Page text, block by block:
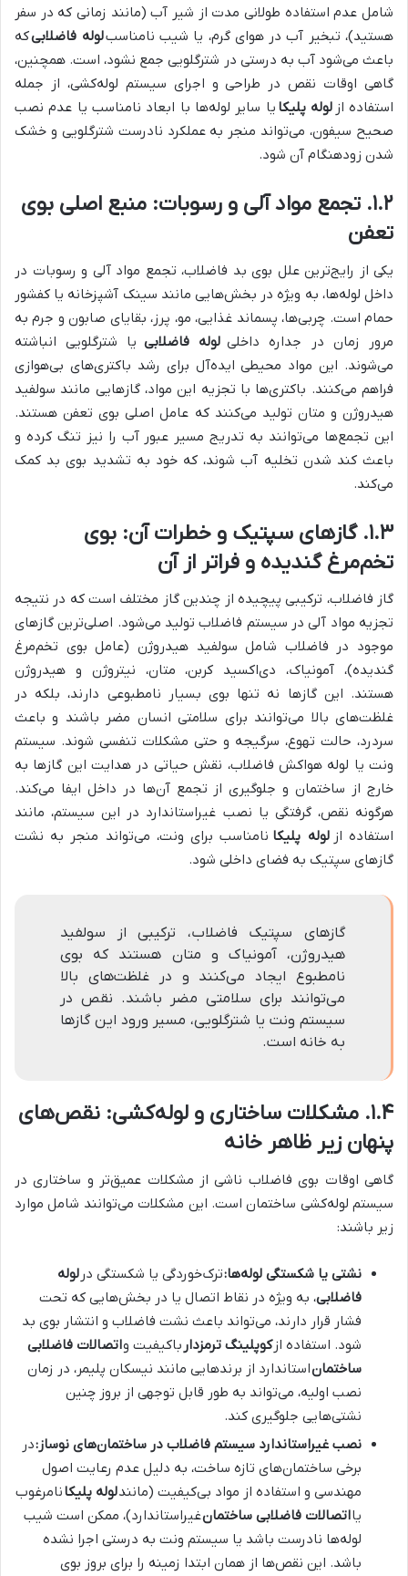
شامل عدم استفاده طولانی مدت از شیر آب (مانند زمانی که در سفر
هستید)، تبخیر آب در هوای گرم، یا شیب نامناسبلوله فاضلابیکه
باعث می‌شود آب به درستی در شترگلویی جمع نشود، است. همچنین،
گاهی اوقات نقص در طراحی و اجرای سیستم لوله‌کشی، از جمله
استفاده از لوله پلیکا یا سایر لوله‌ها با ابعاد نامناسب یا عدم نصب
صحیح سیفون، می‌تواند منجر به عملکرد نادرست شترگلویی و خشک
شدن زودهنگام آن شود.
۱.۲. تجمع مواد آلی و رسوبات: منبع اصلی بوی
تعفن
یکی از رایج‌ترین علل بوی بد فاضلاب، تجمع مواد آلی و رسوبات در
داخل لوله‌ها، به ویژه در بخش‌هایی مانند سینک آشپزخانه یا کفشور
حمام است. چربی‌ها، پسماند غذایی، مو، پرز، بقایای صابون و جرم به
مرور زمان در جداره داخلی لوله فاضلابی یا شترگلویی انباشته
می‌شوند. این مواد محیطی ایده‌آل برای رشد باکتری‌های بی‌هوازی
فراهم می‌کنند. باکتری‌ها با تجزیه این مواد، گازهایی مانند سولفید
هیدروژن و متان تولید می‌کنند که عامل اصلی بوی تعفن هستند.
این تجمع‌ها می‌توانند به تدریج مسیر عبور آب را نیز تنگ کرده و
باعث کند شدن تخلیه آب شوند، که خود به تشدید بوی بد کمک
می‌کند.
۱.۳. گازهای سپتیک و خطرات آن: بوی
تخم‌مرغ گندیده و فراتر از آن
گاز فاضلاب، ترکیبی پیچیده از چندین گاز مختلف است که در نتیجه
تجزیه مواد آلی در سیستم فاضلاب تولید می‌شود. اصلی‌ترین گازهای
موجود در فاضلاب شامل سولفید هیدروژن (عامل بوی تخم‌مرغ
گندیده)، آمونیاک، دی‌اکسید کربن، متان، نیتروژن و هیدروژن
هستند. این گازها نه تنها بوی بسیار نامطبوعی دارند، بلکه در
غلظت‌های بالا می‌توانند برای سلامتی انسان مضر باشند و باعث
سردرد، حالت تهوع، سرگیجه و حتی مشکلات تنفسی شوند. سیستم
ونت یا لوله هواکش فاضلاب، نقش حیاتی در هدایت این گازها به
خارج از ساختمان و جلوگیری از تجمع آن‌ها در داخل ایفا می‌کند.
هرگونه نقص، گرفتگی یا نصب غیراستاندارد در این سیستم، مانند
استفاده از لوله پلیکا نامناسب برای ونت، می‌تواند منجر به نشت
گازهای سپتیک به فضای داخلی شود.
گازهای سپتیک فاضلاب، ترکیبی از سولفید
هیدروژن، آمونیاک و متان هستند که بوی
نامطبوع ایجاد می‌کنند و در غلظت‌های بالا
می‌توانند برای سلامتی مضر باشند. نقص در
سیستم ونت یا شترگلویی، مسیر ورود این گازها
به خانه است.
۱.۴. مشکلات ساختاری و لوله‌کشی: نقص‌های
پنهان زیر ظاهر خانه
گاهی اوقات بوی فاضلاب ناشی از مشکلات عمیق‌تر و ساختاری در
سیستم لوله‌کشی ساختمان است. این مشکلات می‌توانند شامل موارد
زیر باشند:
نشتی یا شکستگی لوله‌ها:ترک‌خوردگی یا شکستگی در لوله
فاضلابی، به ویژه در نقاط اتصال یا در بخش‌هایی که تحت
فشار قرار دارند، می‌تواند باعث نشت فاضلاب و انتشار بوی بد
شود. استفاده از کوپلینگ ترمزدار باکیفیت واتصالات فاضلابی
ساختماناستاندارد از برندهایی مانند نیسکان پلیمر، در زمان
نصب اولیه، می‌تواند به طور قابل توجهی از بروز چنین
نشتی‌هایی جلوگیری کند.
نصب غیراستاندارد سیستم فاضلاب در ساختمان‌های نوساز:در
برخی ساختمان‌های تازه ساخت، به دلیل عدم رعایت اصول
مهندسی و استفاده از مواد بی‌کیفیت (مانندلوله پلیکانامرغوب
یااتصالات فاضلابی ساختمانغیراستاندارد)، ممکن است شیب
لوله‌ها نادرست باشد یا سیستم ونت به درستی اجرا نشده
باشد. این نقص‌ها از همان ابتدا زمینه را برای بروز بوی